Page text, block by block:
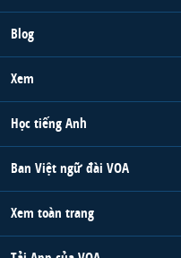
Blog
Xem
Học tiếng Anh
Ban Việt ngữ đài VOA
Xem toàn trang